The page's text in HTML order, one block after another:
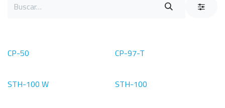
CP-50 CP-97-T
STH-100 W STH-100